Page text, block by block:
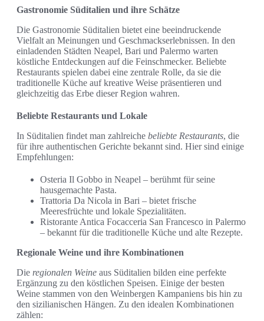
Gastronomie Süditalien und ihre Schätze
Die Gastronomie Süditalien bietet eine beeindruckende
Vielfalt an Meinungen und Geschmackserlebnissen. In den
einladenden Städten Neapel, Bari und Palermo warten
köstliche Entdeckungen auf die Feinschmecker. Beliebte
Restaurants spielen dabei eine zentrale Rolle, da sie die
traditionelle Küche auf kreative Weise präsentieren und
gleichzeitig das Erbe dieser Region wahren.
Beliebte Restaurants und Lokale
In Süditalien findet man zahlreiche beliebte Restaurants, die
für ihre authentischen Gerichte bekannt sind. Hier sind einige
Empfehlungen:
Osteria Il Gobbo in Neapel – berühmt für seine
hausgemachte Pasta.
Trattoria Da Nicola in Bari – bietet frische
Meeresfrüchte und lokale Spezialitäten.
Ristorante Antica Focacceria San Francesco in Palermo
– bekannt für die traditionelle Küche und alte Rezepte.
Regionale Weine und ihre Kombinationen
Die regionalen Weine aus Süditalien bilden eine perfekte
Ergänzung zu den köstlichen Speisen. Einige der besten
Weine stammen von den Weinbergen Kampaniens bis hin zu
den sizilianischen Hängen. Zu den idealen Kombinationen
zählen: